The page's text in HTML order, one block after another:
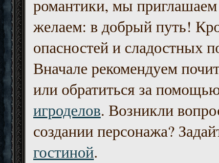
романтики, мы приглашаем
желаем: в добрый путь!
опасностей и сладостных
Вначале рекомендуем
или обратиться за
игроделов. Возникли
создании персонажа?
гостиной.